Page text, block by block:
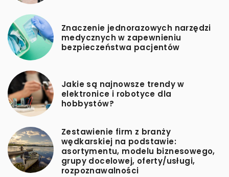
Znaczenie jednorazowych narzędzi
medycznych w zapewnieniu
bezpieczeństwa pacjentów
Jakie są najnowsze trendy w
elektronice i robotyce dla
hobbystów?
Zestawienie firm z branży
wędkarskiej na podstawie:
asortymentu, modelu biznesowego,
grupy docelowej, oferty/usługi,
rozpoznawalności